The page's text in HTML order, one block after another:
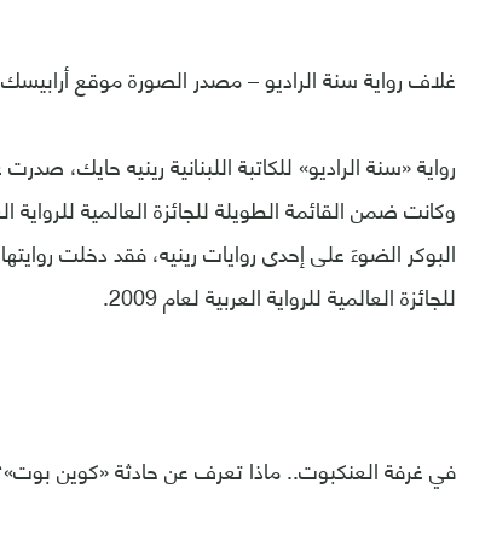
غلاف رواية سنة الراديو – مصدر الصورة موقع
وكانت ضمن القائمة الطويلة للجائزة العالمية للرواية
البوكر الضوءَ على إحدى روايات رينيه، فقد دخلت
للجائزة العالمية للرواية العربية لعام 2009.
في غرفة العنكبوت.. ماذا تعرف عن حادثة «كوين